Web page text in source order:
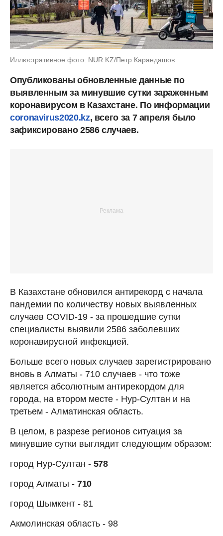
Иллюстративное фото: NUR.KZ/Петр Карандашов
Опубликованы обновленные данные по
выявленным за минувшие сутки зараженным
коронавирусом в Казахстане. По информации
coronavirus2020.kz, всего за 7 апреля было
зафиксировано 2586 случаев.
В Казахстане обновился антирекорд с начала
пандемии по количеству новых выявленных
случаев COVID-19 - за прошедшие сутки
специалисты выявили 2586 заболевших
коронавирусной инфекцией.
Больше всего новых случаев зарегистрировано
вновь в Алматы - 710 случаев - что тоже
является абсолютным антирекордом для
города, на втором месте - Нур-Султан и на
третьем - Алматинская область.
В целом, в разрезе регионов ситуация за
минувшие сутки выглядит следующим образом:
город Нур-Султан - 578
город Алматы - 710
город Шымкент - 81
Акмолинская область - 98